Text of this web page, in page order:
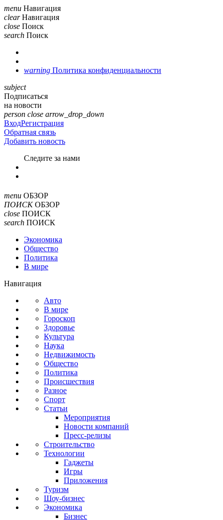
menu Навигация
clear Навигация
close Поиск
search Поиск
warning Политика конфиденциальности
subject
Подписаться
на новости
person close arrow_drop_down
ВходРегистрация
Обратная связь
Добавить новость
Cледите за нами
menu ОБЗОР
ПОИСК ОБЗОР
close ПОИСК
search ПОИСК
Экономика
Общество
Политика
В мире
Навигация
Авто
В мире
Гороскоп
Здоровье
Культура
Наука
Недвижимость
Общество
Политика
Происшествия
Разное
Спорт
Статьи
Мероприятия
Новости компаний
Пресс-релизы
Строительство
Технологии
Гаджеты
Игры
Приложения
Туризм
Шоу-бизнес
Экономика
Бизнес